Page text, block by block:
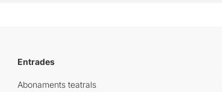
Entrades
Abonaments teatrals